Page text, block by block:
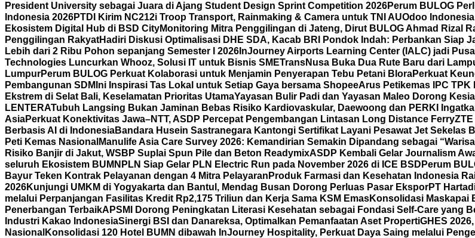
President University sebagai Juara di Ajang Student Design Sprint Competition 2026Perum BULOG
Indonesia 2026PTDI Kirim NC212i Troop Transport, Rainmaking & Camera untuk TNI AUOdoo
Ekosistem Digital Hub di BSD CityMonitoring Mitra Penggilingan di Jateng, Dirut BULOG Ahmad Rizal
Penggilingan RakyatHadiri Diskusi Optimalisasi DHE SDA, Kacab BRI Pondok Indah: Perbankan Siap
Lebih dari 2 Ribu Pohon sepanjang Semester I 2026 InJourney Airports Learning Center (IALC) jadi
Technologies Luncurkan Whooz, Solusi IT untuk Bisnis SMETransNusa Buka Dua Rute Baru dari
LumpurPerum BULOG Perkuat Kolaborasi untuk Menjamin Penyerapan Tebu Petani BloraPerkuat
Pembangunan SDM Ini Inspirasi Tas Lokal untuk Setiap Gaya bersama ShopeeArus Petikemas IPC TPK
Ekstrem di Selat Bali, Keselamatan Prioritas UtamaYayasan Bulir Padi dan Yayasan Maleo Dorong
LENTERATubuh Langsing Bukan Jaminan Bebas Risiko Kardiovaskular, Daewoong dan PERKI
AsiaPerkuat Konektivitas Jawa–NTT, ASDP Percepat Pengembangan Lintasan Long Distance Ferry
Berbasis AI di IndonesiaBandara Husein Sastranegara Kantongi Sertifikat Layani Pesawat Jet Sekelas
Peti Kemas Nasional Manulife Asia Care Survey 2026: Kemandirian Semakin Dipandang sebagai
Risiko Banjir di Jakut, WSBP Suplai Spun Pile dan Beton ReadymixASDP Kembali Gelar Journalism
seluruh Ekosistem BUMN PLN Siap Gelar PLN Electric Run pada November 2026 di ICE BSD Perum
Bayur Teken Kontrak Pelayanan dengan 4 Mitra Pelayaran Produk Farmasi dan Kesehatan Indonesia
2026Kunjungi UMKM di Yogyakarta dan Bantul, Mendag Busan Dorong Perluas Pasar EksporPT
melalui Perpanjangan Fasilitas Kredit Rp2,175 Triliun dan Kerja Sama KSM EmasKonsolidasi Maskapai
Penerbangan TerbaikAPSMI Dorong Peningkatan Literasi Kesehatan sebagai Fondasi Self-Care yang
Industri Kakao IndonesiaSinergi BSI dan Danareksa, Optimalkan Pemanfaatan Aset PropertiGHES
Nasional Konsolidasi 120 Hotel BUMN dibawah InJourney Hospitality, Perkuat Daya Saing melalui